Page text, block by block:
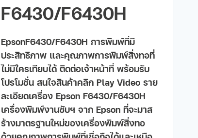
F6430/F6430H
EpsonF6430/F6430H การพิมพ์ที่มี
ประสิทธิภาพ และคุณภาพการพิมพ์สิ่งทอที่
ไม่มีใครเทียบได้ ติดต่อเจ้าหน้าที่ พร้อมรับ
โปรโมชั่น สนใจสินค้าคลิก Play Video ราย
ละเอียดเครื่อง Epson F6430/F6430H
เครื่องพิมพ์งานซับฯ จาก Epson ที่จะมาส
ร้างมาตรฐานใหม่ของเครื่องพิมพ์สิ่งทอ